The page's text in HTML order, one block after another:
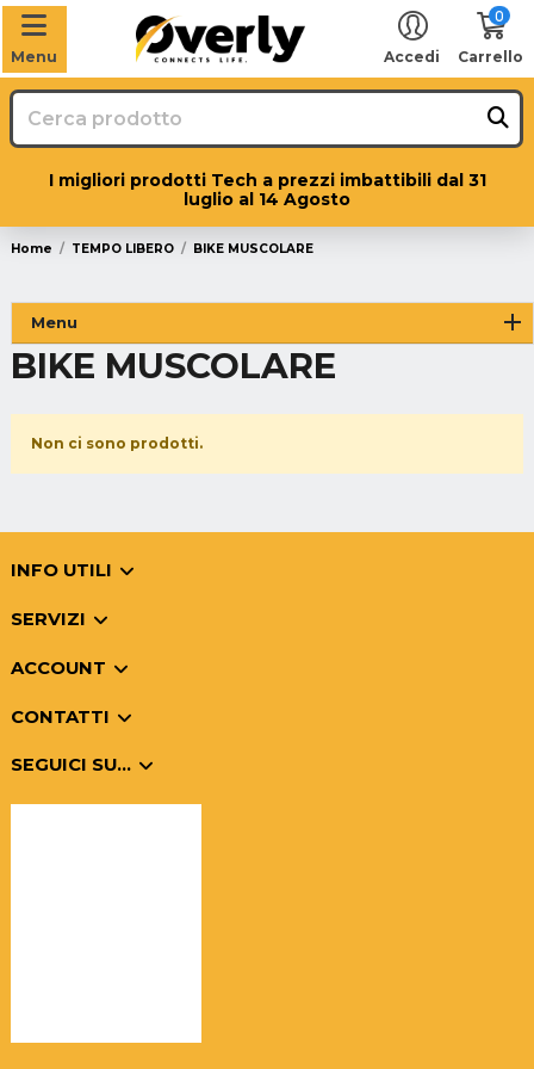
Menu Accedi
0
Carrello
I migliori prodotti Tech a prezzi imbattibili dal 31
luglio al 14 Agosto
Home TEMPO LIBERO BIKE MUSCOLARE
BIKE MUSCOLARE
Non ci sono prodotti.
Menu
INFO UTILI
SERVIZI
ACCOUNT
CONTATTI
SEGUICI SU...